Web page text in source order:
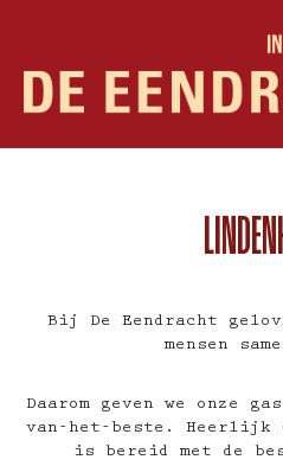
Bij De Eendracht
mensen
Daarom geven we onze
van-het-beste. Heerlijk
is bereid met de